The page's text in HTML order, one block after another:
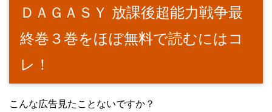
ＤＡＧＡＳＹ 放課後超能力戦争最
終巻３巻をほぼ無料で読むにはコ
レ！
こんな広告見たことないですか？